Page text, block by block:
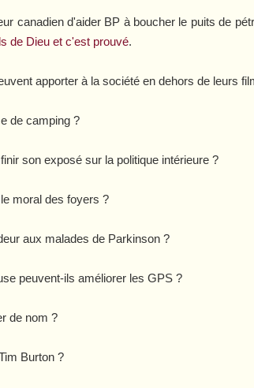
canadien d'aider BP à boucher le puits de
de Dieu et c'est prouvé.
apporter à la société en dehors de leurs
de camping ?
son exposé sur la politique intérieure ?
moral des foyers ?
aux malades de Parkinson ?
peuvent-ils améliorer les GPS ?
de nom ?
Burton ?